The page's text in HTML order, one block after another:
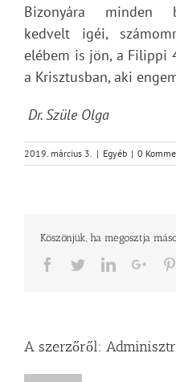
Bizonyára minden
kedvelt igéi,
elébem is jön, a Filippi
a Krisztusban, aki
Dr. Szüle Olga
2019. március 3. | Egyéb | 0
Köszönjük, ha megosztja
Facebook
TwitterLinkedIn
A szerzőről: